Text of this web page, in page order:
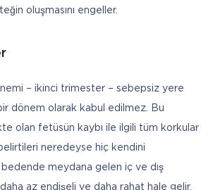
oluşmasını engeller.
– ikinci trimester – sebepsiz yere
bir dönem olarak kabul edilmez. Bu
olan fetüsün kaybı ile ilgili tüm korkular
neredeyse hiç kendini
meydana gelen iç ve dış
daha az endişeli ve daha rahat hale gelir.